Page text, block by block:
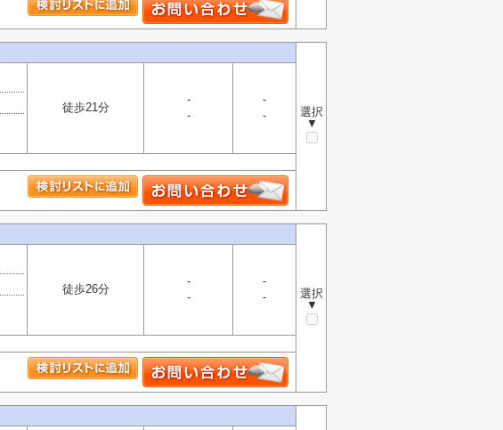
選択
▼
徒歩21分
-
-
-
-
選択
▼
徒歩26分
-
-
-
-